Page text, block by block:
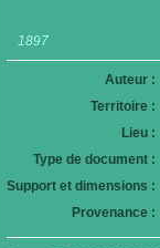
1897
Auteur :
Territoire :
Lieu :
Type de document :
Support et dimensions :
Provenance :